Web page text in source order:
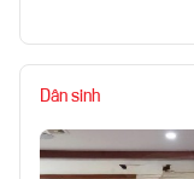
Dân sinh